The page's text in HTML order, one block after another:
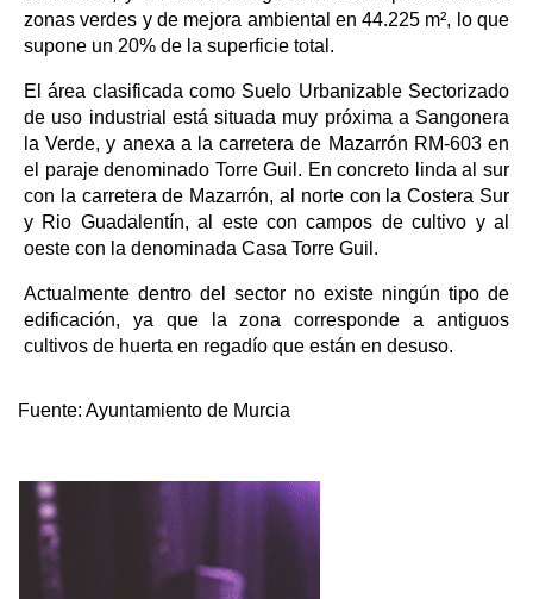
zonas verdes y de mejora ambiental en 44.225 m², lo que
supone un 20% de la superficie total.
El área clasificada como Suelo Urbanizable Sectorizado
de uso industrial está situada muy próxima a Sangonera
la Verde, y anexa a la carretera de Mazarrón RM-603 en
el paraje denominado Torre Guil. En concreto linda al sur
con la carretera de Mazarrón, al norte con la Costera Sur
y Rio Guadalentín, al este con campos de cultivo y al
oeste con la denominada Casa Torre Guil.
Actualmente dentro del sector no existe ningún tipo de
edificación, ya que la zona corresponde a antiguos
cultivos de huerta en regadío que están en desuso.
Fuente: Ayuntamiento de Murcia